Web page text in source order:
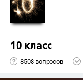
10 класс
8508 вопросов